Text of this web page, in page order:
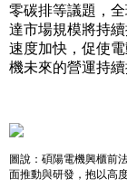
零碳排等議題，
達市場規模將持
速度加快，促使
機未來的營運持續
圖說：碩陽電機興櫃前
面推動與研發，抱以高度